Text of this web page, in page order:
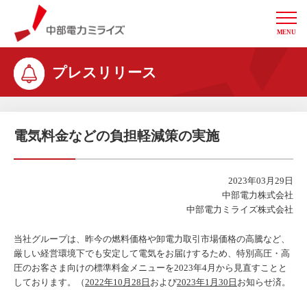
中部電力ミライズ
MENU
プレスリリース
電気料金などの負担軽減策の実施
2023年03月29日
中部電力株式会社
中部電力ミライズ株式会社
当社グループは、昨今の燃料価格や卸電力取引市場価格の高騰など、
厳しい経営環境下でも安定して電気をお届けするため、特別高圧・高
圧のお客さま向けの標準料金メニューを2023年4月から見直すことと
しております。（2022年10月28日 および2023年1月30日 お知らせ済。